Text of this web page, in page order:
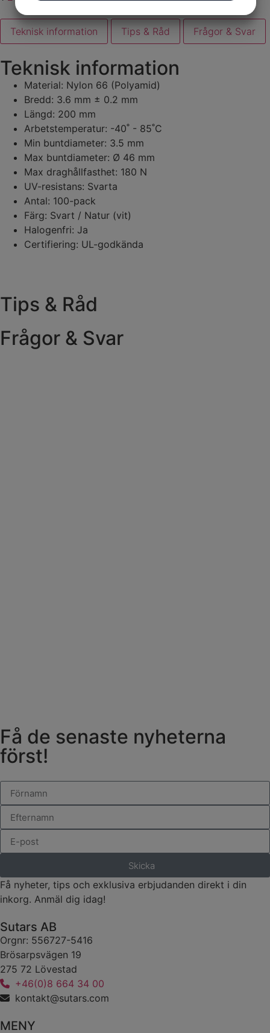
Teknisk information Tips & Råd Frågor & Svar
Teknisk information
Material: Nylon 66 (Polyamid)
Bredd: 3.6 mm ± 0.2 mm
Längd: 200 mm
Arbetstemperatur: -40˚ - 85˚C
Min buntdiameter: 3.5 mm
Max buntdiameter: Ø 46 mm
Max draghållfasthet: 180 N
UV-resistans: Svarta
Antal: 100-pack
Färg: Svart / Natur (vit)
Halogenfri: Ja
Certifiering: UL-godkända
Tips & Råd
Frågor & Svar
Få de senaste nyheterna
först!
Skicka
Få nyheter, tips och exklusiva erbjudanden direkt i din
inkorg. Anmäl dig idag!
Sutars AB
Orgnr: 556727-5416
Brösarpsvägen 19
275 72 Lövestad
+46(0)8 664 34 00
kontakt@sutars.com
MENY
MARKETING STATISTIK